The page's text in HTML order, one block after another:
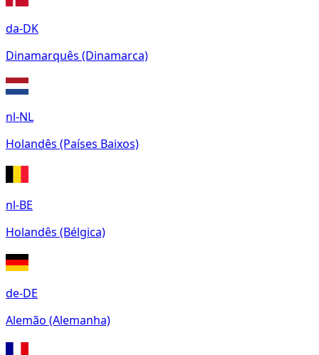
da-DK
Dinamarquês (Dinamarca)
nl-NL
Holandês (Países Baixos)
nl-BE
Holandês (Bélgica)
de-DE
Alemão (Alemanha)